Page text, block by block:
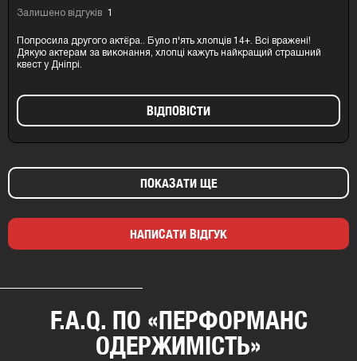
Залишено відгуків 1
Попросила другого актёра.. Було п'ять хлопців 14+. Всі вражені!
Дякую актерам за виконання, хлопці кажуть найкращий страшний
квест у Дніпрі.
ВIДПОВIСТИ
ПОКАЗАТИ ЩЕ
НАПИСАТИ ВІДГУК
F.A.Q. ПО «ПЕРФОРМАНС
ОДЕРЖИМІСТЬ»